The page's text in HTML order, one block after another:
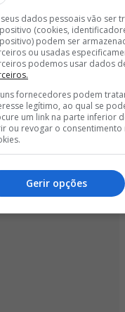
dados pessoais vão ser
(cookies,
podem ser
ou usadas
podemos usar dados
fornecedores podem
legítimo, ao qual se
um link na parte inferior
ou revogar o
Gerir opções